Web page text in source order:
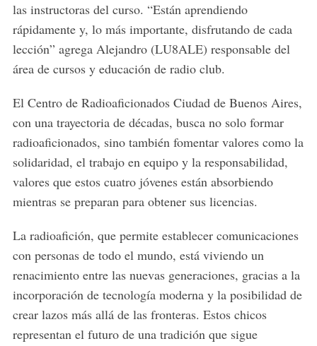
las instructoras del curso. “Están aprendiendo
rápidamente y, lo más importante, disfrutando de cada
lección” agrega Alejandro (LU8ALE) responsable del
área de cursos y educación de radio club.
El Centro de Radioaficionados Ciudad de Buenos Aires,
con una trayectoria de décadas, busca no solo formar
radioaficionados, sino también fomentar valores como la
solidaridad, el trabajo en equipo y la responsabilidad,
valores que estos cuatro jóvenes están absorbiendo
mientras se preparan para obtener sus licencias.
La radioafición, que permite establecer comunicaciones
con personas de todo el mundo, está viviendo un
renacimiento entre las nuevas generaciones, gracias a la
incorporación de tecnología moderna y la posibilidad de
crear lazos más allá de las fronteras. Estos chicos
representan el futuro de una tradición que sigue